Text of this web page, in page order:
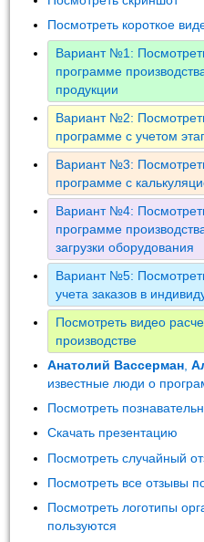
Посмотреть короткое
Вариант №1:
программе
продукции
Вариант №2:
программе с учетом
Вариант №3:
программе с
Вариант №4:
программе
загрузки оборудования
Вариант №5:
учета заказов в
Посмотреть видео
производстве
Анатолий Вассерман ,
известные люди о
Посмотреть
Скачать презентацию
Посмотреть случайный
Посмотреть все отзывы
Посмотреть логотипы
пользуются